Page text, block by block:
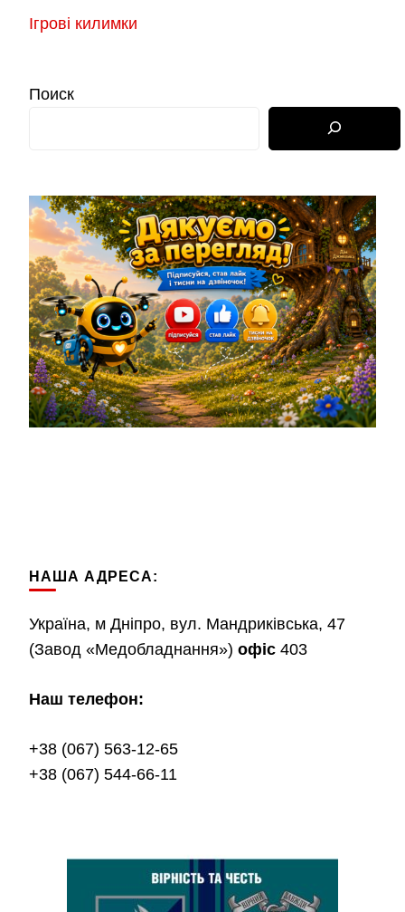
Ігрові килимки
Поиск
НАША АДРЕСА:
Україна, м Дніпро, вул. Мандриківська, 47
(Завод «Медобладнання») офіс 403
Наш телефон:
+38 (067) 563-12-65
+38 (067) 544-66-11